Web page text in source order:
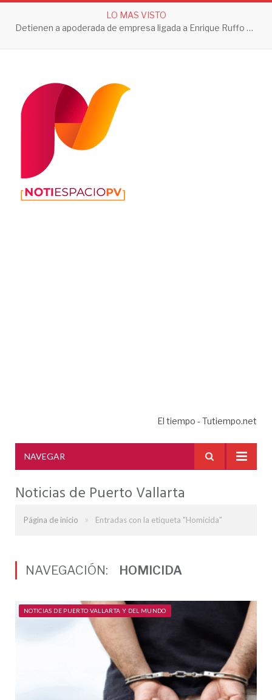
LO MAS VISTO
Detienen a apoderada de empresa ligada a Enrique Ruffo por investigación de Huachicol Fiscal
El tiempo - Tutiempo.net
NAVEGAR
Noticias de Puerto Vallarta
Página de inicio » Entradas con la etiqueta "Homicida"
NAVEGACIÓN: HOMICIDA
NOTICIAS DE PUERTO VALLARTA Y DEL MUNDO